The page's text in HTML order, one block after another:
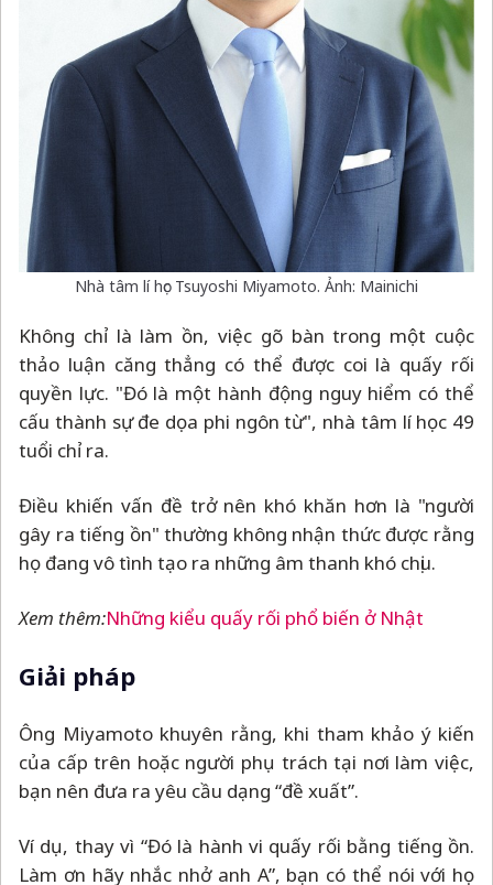
Nhà tâm lí học Tsuyoshi Miyamoto. Ảnh: Mainichi
Không chỉ là làm ồn, việc gõ bàn trong một cuộc
thảo luận căng thẳng có thể được coi là quấy rối
quyền lực. "Đó là một hành động nguy hiểm có thể
cấu thành sự đe dọa phi ngôn từ", nhà tâm lí học 49
tuổi chỉ ra.
Điều khiến vấn đề trở nên khó khăn hơn là "người
gây ra tiếng ồn" thường không nhận thức được rằng
họ đang vô tình tạo ra những âm thanh khó chịu.
Xem thêm:Những kiểu quấy rối phổ biến ở Nhật
Giải pháp
Ông Miyamoto khuyên rằng, khi tham khảo ý kiến
của cấp trên hoặc người phụ trách tại nơi làm việc,
bạn nên đưa ra yêu cầu dạng “đề xuất”.
Ví dụ, thay vì “Đó là hành vi quấy rối bằng tiếng ồn.
Làm ơn hãy nhắc nhở anh A”, bạn có thể nói với họ